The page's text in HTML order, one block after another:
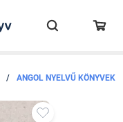
/ ANGOL NYELVŰ KÖNYVEK